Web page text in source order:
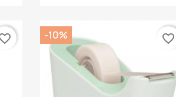
-10% favorite_border